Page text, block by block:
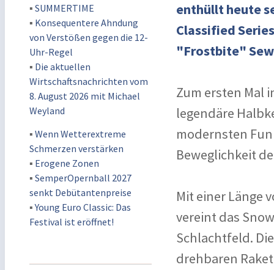
▪ SUMMERTIME
▪ Konsequentere Ahndung
von Verstößen gegen die 12-
Uhr-Regel
▪ Die aktuellen
Wirtschaftsnachrichten vom
8. August 2026 mit Michael
Weyland
▪ Wenn Wetterextreme
Schmerzen verstärken
▪ Erogene Zonen
▪ SemperOpernball 2027
senkt Debütantenpreise
▪Young Euro Classic: Das
Festival ist eröffnet!
enthüllt heute
Classified
"Frostbite"
Zum ersten Mal
legendäre
modernsten
Beweglichkeit
Mit einer Länge
vereint das
Schlachtfeld.
drehbaren